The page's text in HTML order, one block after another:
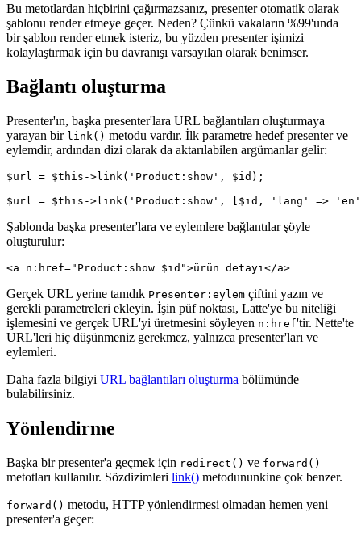
Bu metotlardan hiçbirini çağırmazsanız, presenter otomatik olarak
şablonu render etmeye geçer. Neden? Çünkü vakaların %99'unda
bir şablon render etmek isteriz, bu yüzden presenter işimizi
kolaylaştırmak için bu davranışı varsayılan olarak benimser.
Bağlantı oluşturma
Presenter'ın, başka presenter'lara URL bağlantıları oluşturmaya
yarayan bir link() metodu vardır. İlk parametre hedef presenter ve
eylemdir, ardından dizi olarak da aktarılabilen argümanlar gelir:
$url = $this->link('Product:show', $id);
Şablonda başka presenter'lara ve eylemlere bağlantılar şöyle
oluşturulur:
Gerçek URL yerine tanıdık Presenter:eylem çiftini yazın ve
gerekli parametreleri ekleyin. İşin püf noktası, Latte'ye bu niteliği
işlemesini ve gerçek URL'yi üretmesini söyleyen n:href'tir. Nette'te
URL'leri hiç düşünmeniz gerekmez, yalnızca presenter'ları ve
eylemleri.
Daha fazla bilgiyi URL bağlantıları oluşturma bölümünde
bulabilirsiniz.
Yönlendirme
Başka bir presenter'a geçmek için redirect() ve forward()
metotları kullanılır. Sözdizimleri link() metodununkine çok benzer.
forward() metodu, HTTP yönlendirmesi olmadan hemen yeni
presenter'a geçer: